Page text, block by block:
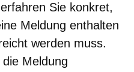
Sie konkret,
Meldung enthalten
werden muss.
Meldung